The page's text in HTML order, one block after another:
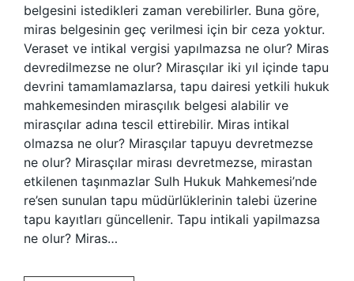
belgesini istedikleri zaman verebilirler. Buna göre,
miras belgesinin geç verilmesi için bir ceza yoktur.
Veraset ve intikal vergisi yapılmazsa ne olur? Miras
devredilmezse ne olur? Mirasçılar iki yıl içinde tapu
devrini tamamlamazlarsa, tapu dairesi yetkili hukuk
mahkemesinden mirasçılık belgesi alabilir ve
mirasçılar adına tescil ettirebilir. Miras intikal
olmazsa ne olur? Mirasçılar tapuyu devretmezse
ne olur? Mirasçılar mirası devretmezse, mirastan
etkilenen taşınmazlar Sulh Hukuk Mahkemesi’nde
re’sen sunulan tapu müdürlüklerinin talebi üzerine
tapu kayıtları güncellenir. Tapu intikali yapilmazsa
ne olur? Miras…